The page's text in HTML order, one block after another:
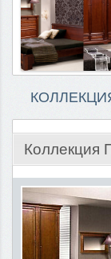
Коллекция